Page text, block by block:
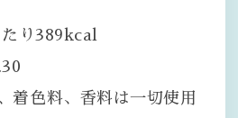
り389kcal
着色料、香料は一切使用